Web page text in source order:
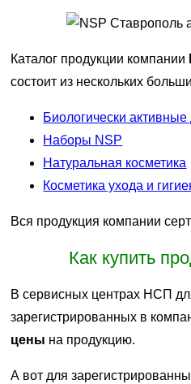
Каталог продукции компании
состоит из нескольких
Биологически активные
Наборы NSP
Натуральная косметика
Косметика ухода и
Вся продукция компании
Как купить
В сервисных центрах НСП
зарегистрированных в
цены на продукцию.
А вот для